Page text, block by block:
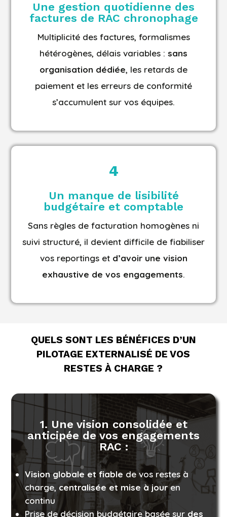
Une gestion quotidienne des
factures de RAC chronophage
Multiplicité des factures, formalismes
hétérogènes, délais variables : sans
organisation dédiée, les retards de
paiement et les erreurs de conformité
s’accumulent sur vos équipes.
4
Un manque de lisibilité
budgétaire et comptable
Sans règles de facturation homogènes ni
suivi structuré, il devient difficile de fiabiliser
vos reportings et d’avoir une vision
exhaustive de vos engagements.
QUELS SONT LES BÉNÉFICES D’UN
PILOTAGE EXTERNALISÉ DE VOS
RESTES À CHARGE ?
1. Une vision consolidée et
anticipée de vos engagements
RAC :
Vision globale et fiable de vos restes à
charge, centralisée et mise à jouren
continu
Prise de décision budgétaire basée sur des